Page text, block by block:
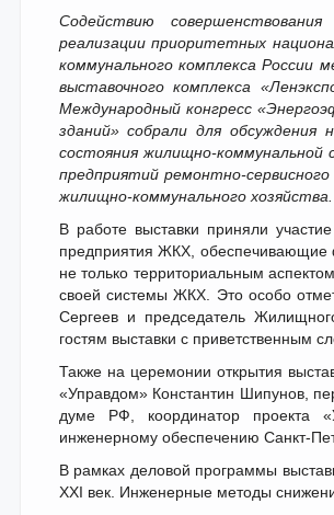
Содействию
реализации приоритетных
коммунального комплекса России
выставочного комплекса
Международный конгресс
зданий» собрали для
состояния жилищно-коммунальной
предприятий ремонтно-
жилищно-коммунального хозяйства.
В работе выставки приняли
предприятия ЖКХ, обеспечивающие
не только территориальным
своей системы ЖКХ. Это особо
Сергеев и председатель
гостям выставки с приветственным
Также на церемонии открытия
«Управдом» Константин Шипунов,
думе РФ, координатор проекта
инженерному обеспечению Санкт-
В рамках деловой программы
XXI век. Инженерные методы